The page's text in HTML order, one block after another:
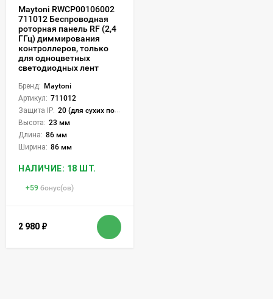
Maytoni RWCP00106002
711012 Беспроводная
роторная панель RF (2,4
ГГц) диммирования
контроллеров, только
для одноцветных
светодиодных лент
Бренд: Maytoni
Артикул: 711012
Защита IP: 20 (для сухих пом.)
Высота: 23 мм
Длина: 86 мм
Ширина: 86 мм
НАЛИЧИЕ: 18 ШТ.
+59 бонус(ов)
2 980 ₽